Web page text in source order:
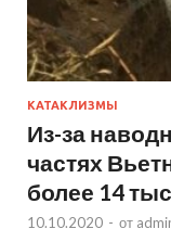
КАТАКЛИЗМЫ
Из-за
частях
более 14
10.10.2020 - от